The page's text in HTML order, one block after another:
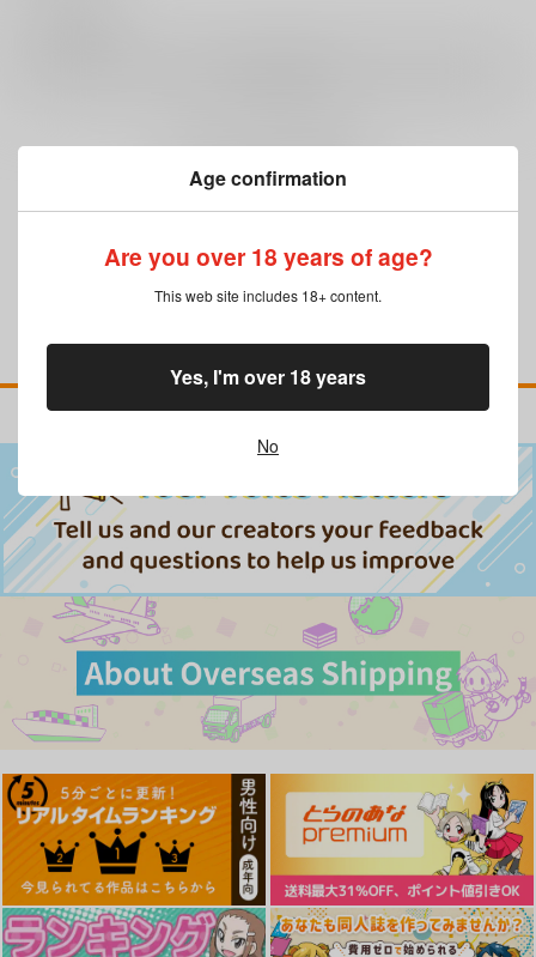
Age confirmation
Are you over 18 years of age?
This web site includes 18+ content.
No
Yes, I'm over 18 years